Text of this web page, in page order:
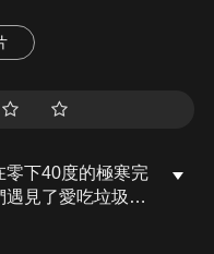
零下40度的極寒完
見了愛吃垃圾食